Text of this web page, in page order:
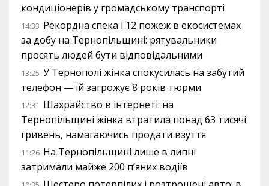
кондиціонерів у громадському транспорті
14:33 Рекордна спека і 12 пожеж в екосистемах
за добу на Тернопільщині: рятувальники
просять людей бути відповідальними
13:25 У Тернополі жінка спокусилась на забутий
телефон — їй загрожує 8 років тюрми
12:31 Шахрайство в інтернеті: на
Тернопільщині жінка втратила понад 63 тисячі
гривень, намагаючись продати взуття
11:26 На Тернопільщині лише в липні
затримали майже 200 п’яних водіїв